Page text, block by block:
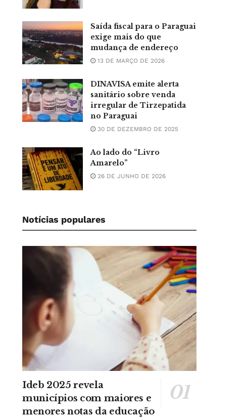
Saída fiscal para o Paraguai
exige mais do que
mudança de endereço
13 DE MARÇO DE 2026
DINAVISA emite alerta
sanitário sobre venda
irregular de Tirzepatida
no Paraguai
30 DE DEZEMBRO DE 2025
Ao lado do “Livro
Amarelo”
26 DE JUNHO DE 2026
Notícias populares
Ideb 2025 revela
municípios com maiores e
menores notas da educação